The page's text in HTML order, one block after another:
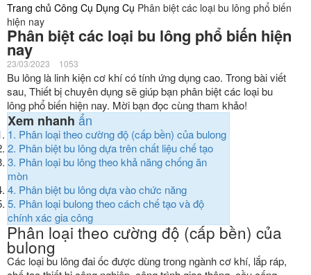
Trang chủ Công Cụ Dụng Cụ Phân biệt các loại bu lông phổ biến
hiện nay
Phân biệt các loại bu lông phổ biến hiện
nay
23/03/2023 1053
Bu lông là linh kiện cơ khí có tính ứng dụng cao. Trong bài viết
sau, Thiết bị chuyên dụng sẽ giúp bạn phân biệt các loại bu
lông phổ biến hiện nay. Mời bạn đọc cùng tham khảo!
Xem nhanh ẩn
1. Phân loại theo cường độ (cấp bền) của bulong
2. Phân biệt bu lông dựa trên chất liệu chế tạo
3. Phân loại bu lông theo khả năng chống ăn
mòn
4. Phân biệt bu lông dựa vào chức năng
5. Phân loại bulong theo cách chế tạo và độ
chính xác gia công
Phân loại theo cường độ (cấp bền) của
bulong
Các loại bu lông đai ốc được dùng trong ngành cơ khí, lắp ráp,